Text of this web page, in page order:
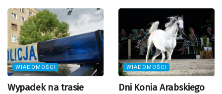
WIADOMOŚCI
Wypadek na trasie
WIADOMOŚCI
Dni Konia Arabskiego